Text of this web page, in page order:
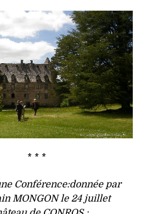
* * *
Conférence:donnée par
MONGON le 24 juillet